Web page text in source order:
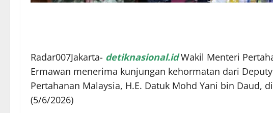
Radar007Jakarta- detiknasional.idWakil Menteri
Ermawan menerima kunjungan kehormatan dari
Pertahanan Malaysia, H.E. Datuk Mohd Yani bin Daud,
(5/6/2026)